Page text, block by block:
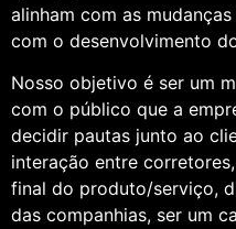
alinham com as
com o desenvolvimento
Nosso objetivo é ser um
com o público que a
decidir pautas junto ao
interação entre
final do produto/serviço,
das companhias, ser um